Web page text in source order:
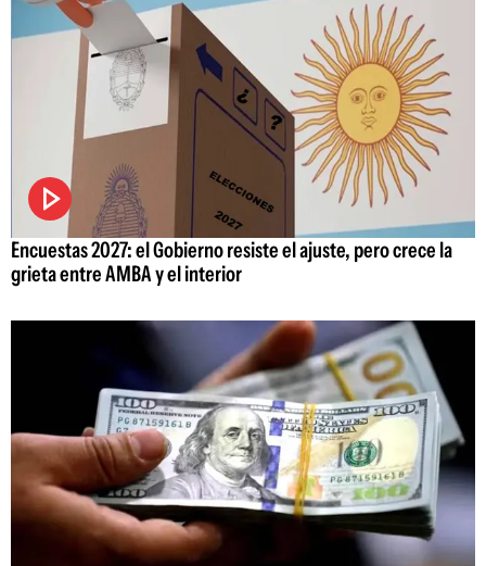
Encuestas 2027: el Gobierno resiste el ajuste, pero crece la
grieta entre AMBA y el interior